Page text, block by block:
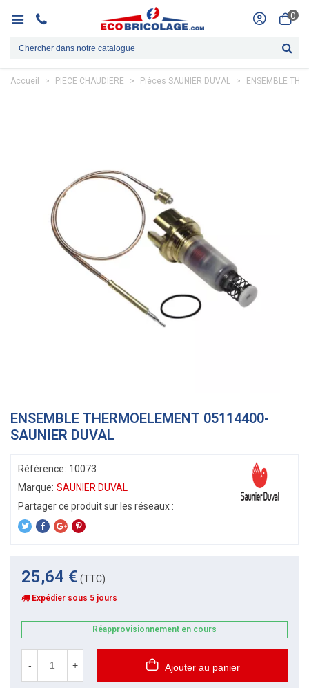
0
Accueil > PIECE CHAUDIERE > Pièces SAUNIER DUVAL > ENSEMBLE
ENSEMBLE THERMOELEMENT 05114400-
SAUNIER DUVAL
Référence: 10073
Marque: SAUNIER DUVAL
25,64 € (TTC)
Expédier sous 5 jours
Réapprovisionnement en cours
- + Ajouter au panier